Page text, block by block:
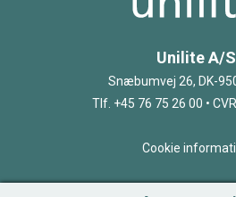
Unilite A/S
Snæbumvej 26, DK-
Tlf. +45 76 75 26 00 •
Cookie